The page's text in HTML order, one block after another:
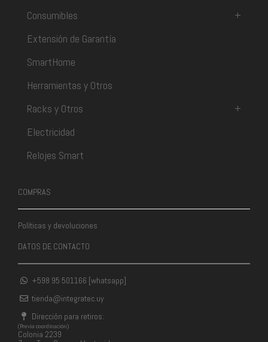
Consumibles
+
Extensión de Garantía
SmartHome
Herramientas y Otros
Racks y Otros
+
Electricidad
Relojes Smart
COMPRAS
Políticas y devoluciones
DATOS DE CONTACTO
+598 95 501166 [whatsapp]
tienda@integratec.uy
Dirección para retiros:
(Previa coordinación)
Colonia 2239